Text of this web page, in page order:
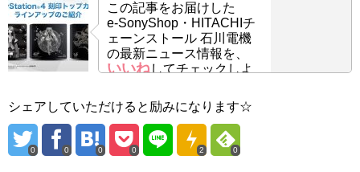
この記事をお届けした
e-SonyShop・HITACHIチ
ェーンストール 石川電機
の最新ニュース情報を、
いいねしてチェックしよ
シェアしていただけると励みになります☆
0 0 0 0 2 0